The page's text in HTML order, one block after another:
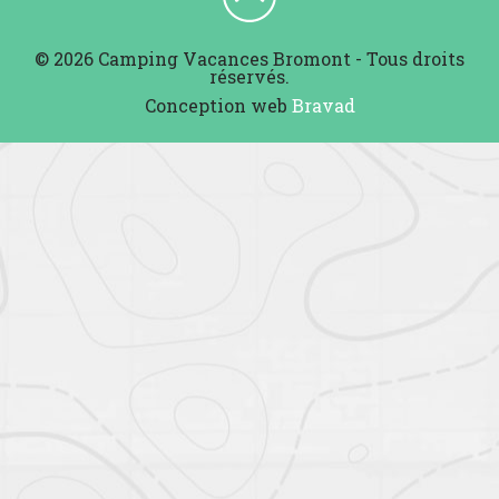
© 2026 Camping Vacances Bromont - Tous droits
réservés.
Conception web Bravad